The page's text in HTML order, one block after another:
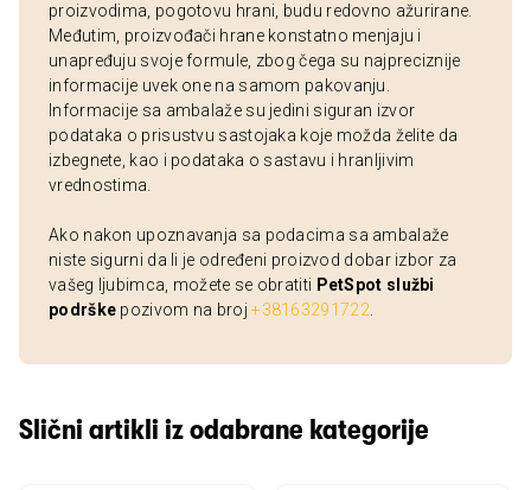
proizvodima, pogotovu hrani, budu redovno ažurirane.
Međutim, proizvođači hrane konstatno menjaju i
unapređuju svoje formule, zbog čega su najpreciznije
informacije uvek one na samom pakovanju.
Informacije sa ambalaže su jedini siguran izvor
podataka o prisustvu sastojaka koje možda želite da
izbegnete, kao i podataka o sastavu i hranljivim
vrednostima.
Ako nakon upoznavanja sa podacima sa ambalaže
niste sigurni da li je određeni proizvod dobar izbor za
vašeg ljubimca, možete se obratiti PetSpot službi
podrške pozivom na broj+38163291722
Slični artikli iz odabrane kategorije